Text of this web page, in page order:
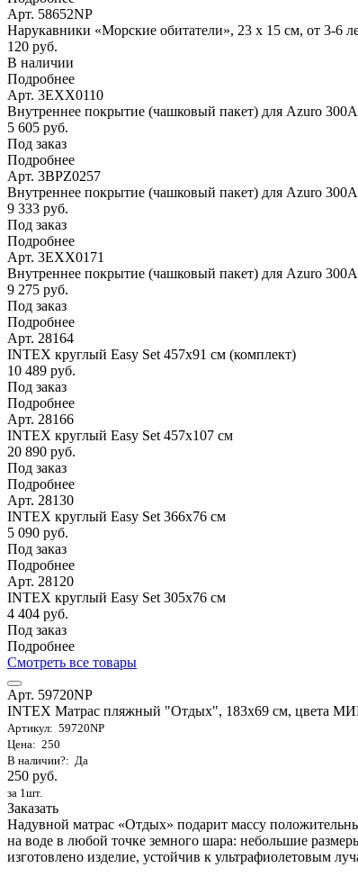
Арт. 58652NP
Нарукавники «Морские обитатели», 23 х 15 см, от 3-6
120 руб.
В наличии
Подробнее
Арт. 3EXX0110
Внутреннее покрытие (чашковый пакет) для Azuro
5 605 руб.
Под заказ
Подробнее
Арт. 3BPZ0257
Внутреннее покрытие (чашковый пакет) для Azuro
9 333 руб.
Под заказ
Подробнее
Арт. 3EXX0171
Внутреннее покрытие (чашковый пакет) для Azuro
9 275 руб.
Под заказ
Подробнее
Арт. 28164
INTEX круглый Easy Set 457х91 см (комплект)
10 489 руб.
Под заказ
Подробнее
Арт. 28166
INTEX круглый Easy Set 457х107 см
20 890 руб.
Под заказ
Подробнее
Арт. 28130
INTEX круглый Easy Set 366х76 см
5 090 руб.
Под заказ
Подробнее
Арт. 28120
INTEX круглый Easy Set 305х76 см
4 404 руб.
Под заказ
Подробнее
Смотреть все товары
Арт. 59720NP
INTEX Матрас пляжный "Отдых", 183х69 см, цвета
Артикул: 59720NP
Цена: 250
В наличии?: Да
250 руб.
за 1шт.
Заказать
Надувной матрас «Отдых» подарит массу
на воде в любой точке земного шара: небольшие
изготовлено изделие, устойчив к ультрафиолетовым